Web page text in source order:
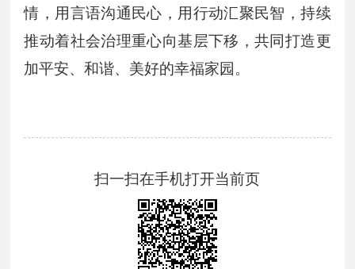
情，用言语沟通民心，用行动汇聚民智，持续
推动着社会治理重心向基层下移，共同打造更
加平安、和谐、美好的幸福家园。
扫一扫在手机打开当前页